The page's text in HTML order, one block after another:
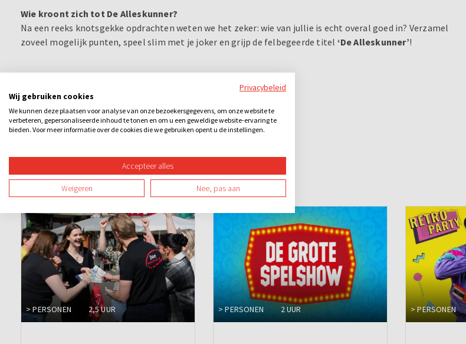
Wie kroont zich tot De Alleskunner?
Na een reeks knotsgekke opdrachten weten we het zeker: wie van jullie is echt overal goed in? Verzamel
zoveel mogelijk punten, speel slim met je joker en grijp de felbegeerde titel ‘De Alleskunner’!
Ook leuk
> PERSONEN 2,5 UUR > PERSONEN 2 UUR > PERSONEN
Privacybeleid
Wij gebruiken cookies
We kunnen deze plaatsen voor analyse van onze bezoekersgegevens, om onze website te
verbeteren, gepersonaliseerde inhoud te tonen en om u een geweldige website-ervaring te
bieden. Voor meer informatie over de cookies die we gebruiken opent u de instellingen.
Accepteer alles
Weigeren Nee, pas aan